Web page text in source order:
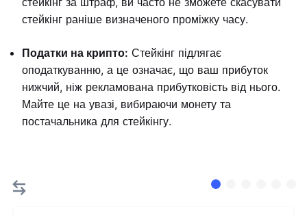
стейкінг раніше визначеного проміжку часу.
Податки на крипто: Стейкінг підлягає
оподаткуванню, а це означає, що ваш прибуток
нижчий, ніж рекламована прибутковість від нього.
Майте це на увазі, вибираючи монету та
постачальника для стейкінгу.